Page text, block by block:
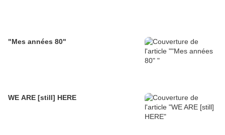
"Mes années 80"
WE ARE [still] HERE